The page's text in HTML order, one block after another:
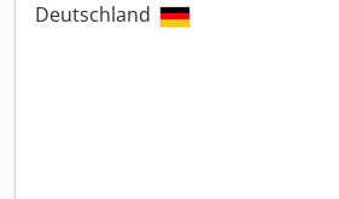
Deutschland